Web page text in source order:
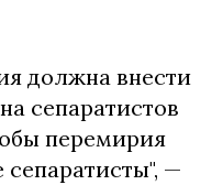
должна внести
сепаратистов
перемирия
—